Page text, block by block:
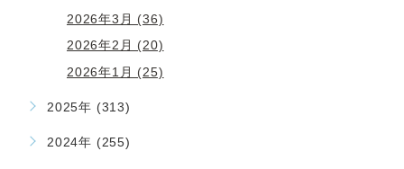
2026年3月 (36)
2026年2月 (20)
2026年1月 (25)
2025年 (313)
2024年 (255)